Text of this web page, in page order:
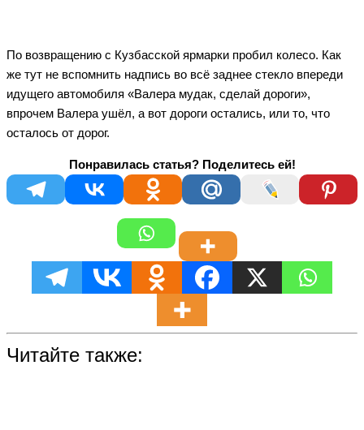
По возвращению с Кузбасской ярмарки пробил колесо. Как
же тут не вспомнить надпись во всё заднее стекло впереди
идущего автомобиля «Валера мудак, сделай дороги»,
впрочем Валера ушёл, а вот дороги остались, или то, что
осталось от дорог.
Понравилась статья? Поделитесь ей!
Читайте также: